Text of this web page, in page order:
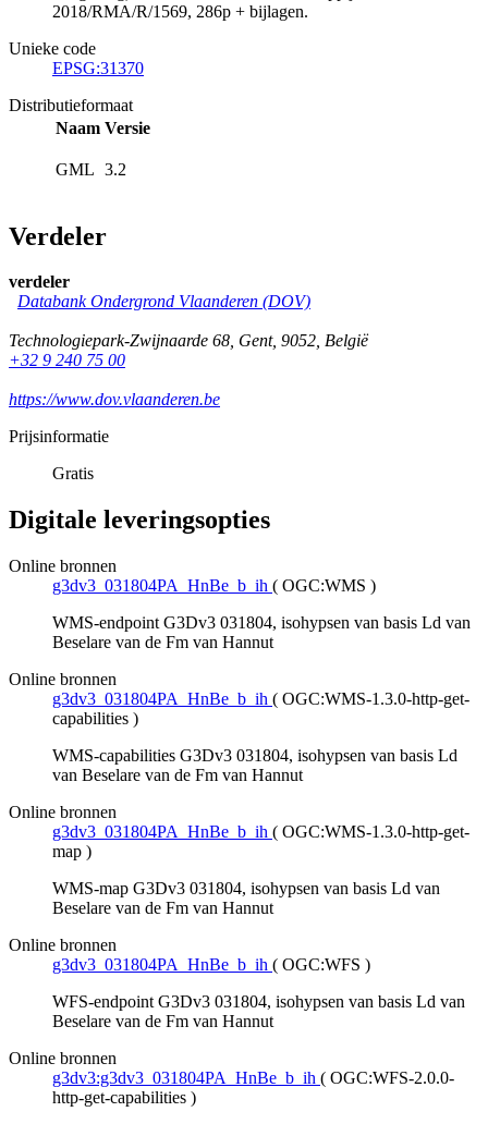
2018/RMA/R/1569, 286p + bijlagen.
Unieke code
EPSG:31370
Distributieformaat
Naam Versie
GML 3.2
Verdeler
verdeler
Databank Ondergrond Vlaanderen (DOV)
Technologiepark-Zwijnaarde 68, Gent, 9052, België
+32 9 240 75 00
https://www.dov.vlaanderen.be
Prijsinformatie
Gratis
Digitale leveringsopties
Online bronnen
g3dv3_031804PA_HnBe_b_ih ( OGC:WMS )
WMS-endpoint G3Dv3 031804, isohypsen van basis Ld van
Beselare van de Fm van Hannut
Online bronnen
g3dv3_031804PA_HnBe_b_ih ( OGC:WMS-1.3.0-http-get-
capabilities )
WMS-capabilities G3Dv3 031804, isohypsen van basis Ld
van Beselare van de Fm van Hannut
Online bronnen
g3dv3_031804PA_HnBe_b_ih ( OGC:WMS-1.3.0-http-get-
map )
WMS-map G3Dv3 031804, isohypsen van basis Ld van
Beselare van de Fm van Hannut
Online bronnen
g3dv3_031804PA_HnBe_b_ih ( OGC:WFS )
WFS-endpoint G3Dv3 031804, isohypsen van basis Ld van
Beselare van de Fm van Hannut
Online bronnen
g3dv3:g3dv3_031804PA_HnBe_b_ih ( OGC:WFS-2.0.0-
http-get-capabilities )